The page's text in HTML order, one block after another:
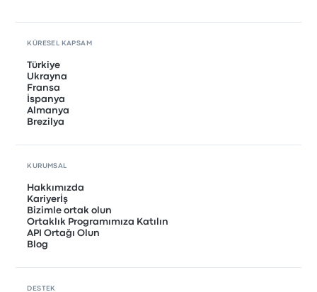
KÜRESEL KAPSAM
Türkiye
Ukrayna
Fransa
İspanya
Almanya
Brezilya
KURUMSAL
Hakkımızda
Kariyerİş
Bizimle ortak olun
Ortaklık Programımıza Katılın
API Ortağı Olun
Blog
DESTEK